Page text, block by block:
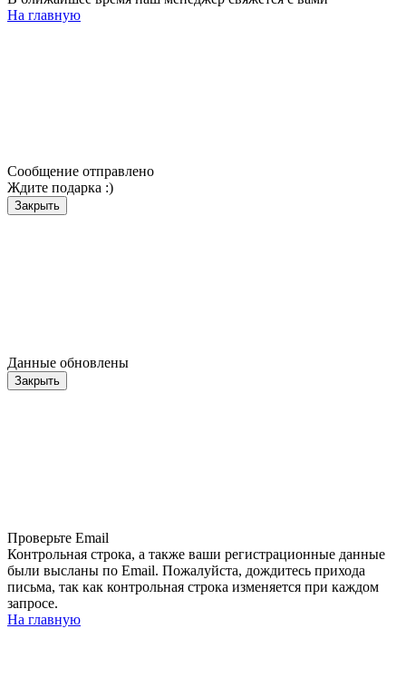
На главную
Сообщение отправлено
Ждите подарка :)
Закрыть
Данные обновлены
Закрыть
Проверьте Email
Контрольная строка, а также ваши регистрационные данные
были высланы по Email. Пожалуйста, дождитесь прихода
письма, так как контрольная строка изменяется при каждом
запросе.
На главную